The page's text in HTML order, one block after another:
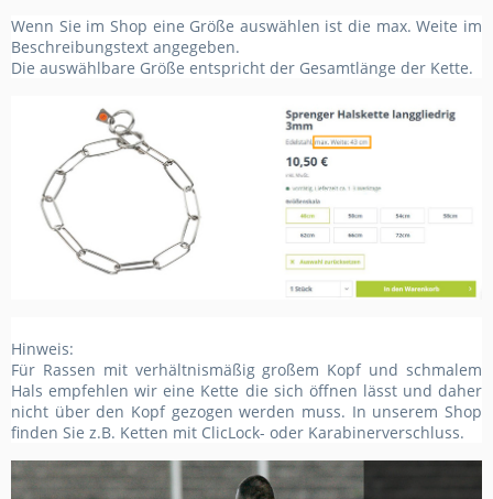
Wenn Sie im Shop eine Größe auswählen ist die max. Weite im
Beschreibungstext angegeben.
Die auswählbare Größe entspricht der Gesamtlänge der Kette.
Hinweis:
Für Rassen mit verhältnismäßig großem Kopf und schmalem
Hals empfehlen wir eine Kette die sich öffnen lässt und daher
nicht über den Kopf gezogen werden muss. In unserem Shop
finden Sie z.B. Ketten mit ClicLock- oder Karabinerverschluss.